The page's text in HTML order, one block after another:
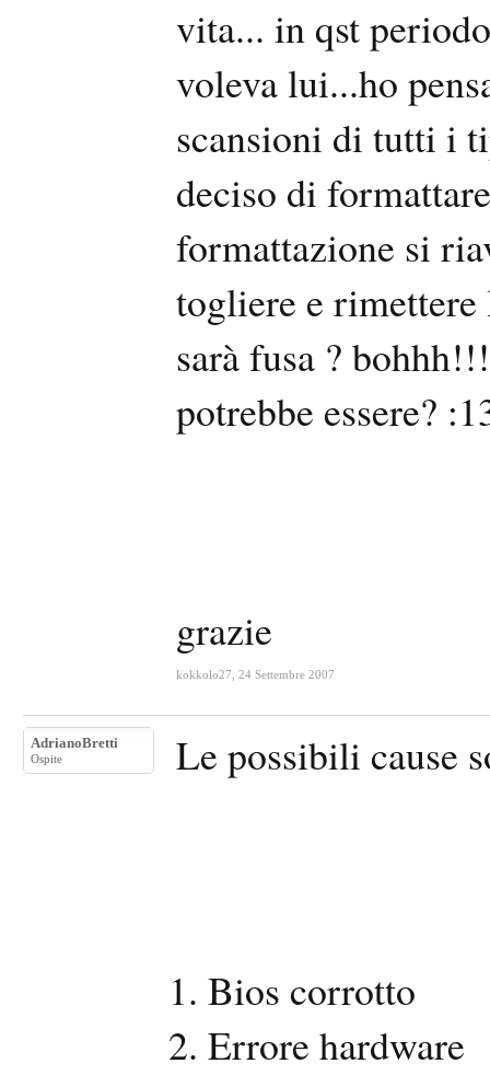
vita... in qst
voleva lui...ho
scansioni di tutti i
deciso di
formattazione si
togliere e
sarà fusa ?
potrebbe essere?
grazie
kokkolo27 24 Settembre 2007
AdrianoBretti
Ospite Le possibili cause
Bios corrotto
Errore hardware